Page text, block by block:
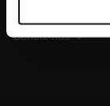
personalització,
opcions de
Coneix-nos